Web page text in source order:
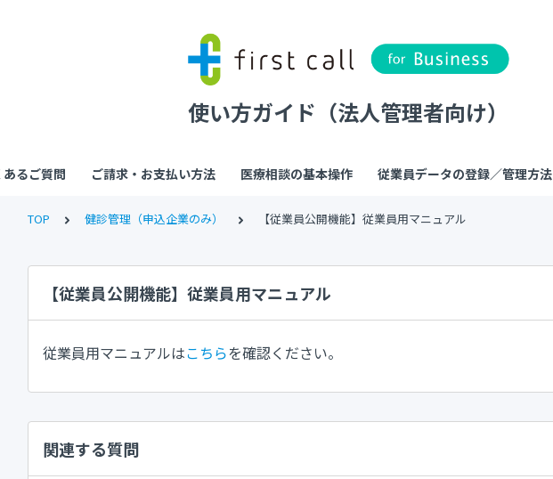
使い方ガイド（法人管理者向け）
あるご質問 ご請求・お支払い方法 医療相談の基本操作 従業員データの登録／管理方法
TOP 健診管理（申込企業のみ） 【従業員公開機能】従業員用マニュアル
【従業員公開機能】従業員用マニュアル
従業員用マニュアルはこちらを確認ください。
関連する質問